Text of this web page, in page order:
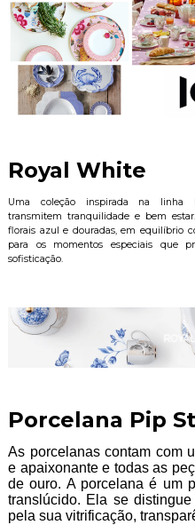
Royal White
Uma coleção inspirada na linha
transmitem tranquilidade e bem
florais azul e douradas, em equilíbrio
para os momentos especiais que
sofisticação.
Porcelana Pip
As porcelanas contam com
e apaixonante e todas as
de ouro. A porcelana é um
translúcido. Ela se
pela sua vitrificação,